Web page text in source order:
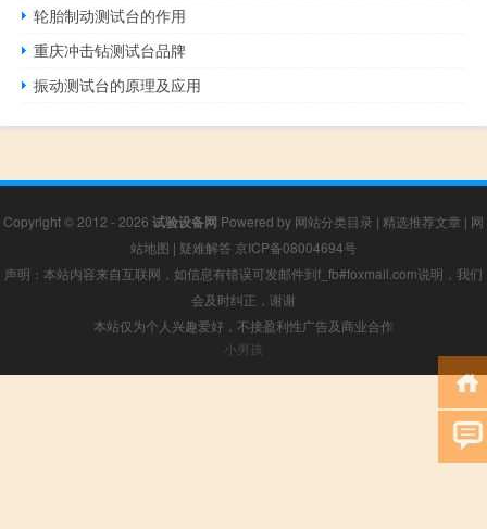
轮胎制动测试台的作用
重庆冲击钻测试台品牌
振动测试台的原理及应用
Copyright © 2012 - 2026 试验设备网 Powered by 网站分类目录 | 精选推荐文章 | 网
站地图 | 疑难解答 京ICP备08004694号
声明：本站内容来自互联网，如信息有错误可发邮件到f_fb#foxmail.com说明，我们
会及时纠正，谢谢
本站仅为个人兴趣爱好，不接盈利性广告及商业合作
小男孩